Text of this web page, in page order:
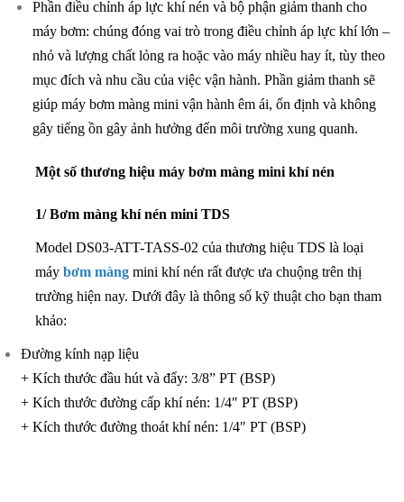
Phần điều chỉnh áp lực khí nén và bộ phận giảm thanh cho
máy bơm: chúng đóng vai trò trong điều chỉnh áp lực khí lớn –
nhỏ và lượng chất lỏng ra hoặc vào máy nhiều hay ít, tùy theo
mục đích và nhu cầu của việc vận hành. Phần giảm thanh sẽ
giúp máy bơm màng mini vận hành êm ái, ổn định và không
gây tiếng ồn gây ảnh hưởng đến môi trường xung quanh.
Một số thương hiệu máy bơm màng mini khí nén
1/ Bơm màng khí nén mini TDS
Model DS03-ATT-TASS-02 của thương hiệu TDS là loại
máy bơm màng mini khí nén rất được ưa chuộng trên thị
trường hiện nay. Dưới đây là thông số kỹ thuật cho bạn tham
khảo:
Đường kính nạp liệu
+ Kích thước đầu hút và đẩy: 3/8” PT (BSP)
+ Kích thước đường cấp khí nén: 1/4″ PT (BSP)
+ Kích thước đường thoát khí nén: 1/4″ PT (BSP)